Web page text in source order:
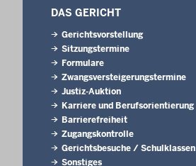
DAS GERICHT
Gerichtsvorstellung
Sitzungstermine
Formulare
Zwangsversteigerungs­termine
Justiz-Auktion
Karriere und Berufsorientierung
Barrierefreiheit
Zugangskontrolle
Gerichtsbesuche / Schulklassen
Sonstiges